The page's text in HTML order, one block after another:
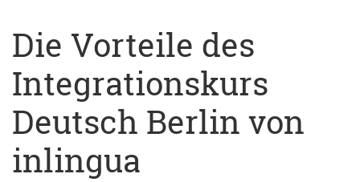
Die Vorteile des
Integrationskurs
Deutsch Berlin von
inlingua